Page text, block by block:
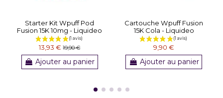
Starter Kit Wpuff Pod
Fusion 15K 10mg - Liquideo
13,93 €19,90 €
Ajouter au panier
Cartouche Wpuff Fusion
15K Cola - Liquideo
9,90 €
Ajouter au panier